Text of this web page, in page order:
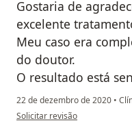
Gostaria de
excelente
Meu caso era
do doutor.
O resultado está
22 de dezembro de 2020 •
na opinião do utilizador Joab
Solicitar revisão